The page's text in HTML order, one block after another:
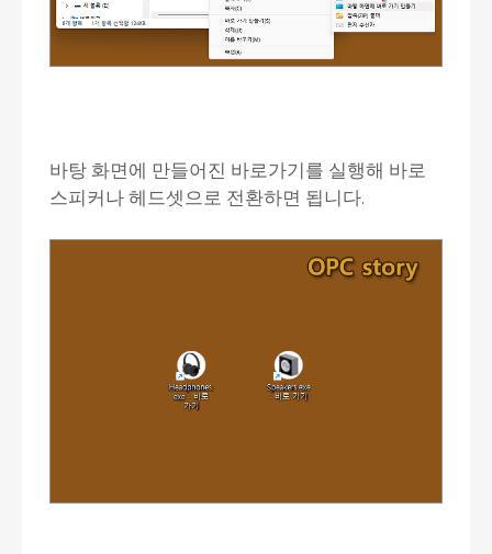
바탕 화면에 만들어진 바로가기를 실행해 바로
스피커나 헤드셋으로 전환하면 됩니다.